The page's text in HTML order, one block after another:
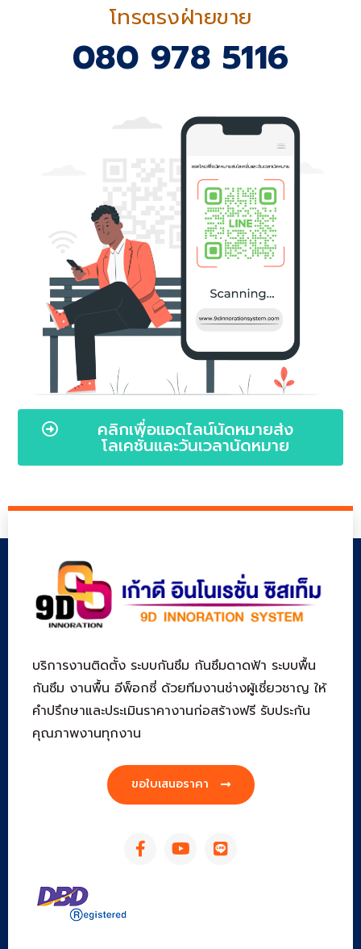
โทรตรงฝ่ายขาย
080 978 5116
คลิกเพื่อแอดไลน์นัดหมายส่ง
โลเคชั่นและวันเวลานัดหมาย
บริการงานติดตั้ง ระบบกันซึม กันซึมดาดฟ้า ระบบพื้น
กันซึม งานพื้น อีพ็อกซี่ ด้วยทีมงานช่างผู้เชี่ยวชาญ ให้
คำปรึกษาและประเมินราคางานก่อสร้างฟรี รับประกัน
คุณภาพงานทุกงาน
ขอใบเสนอราคา